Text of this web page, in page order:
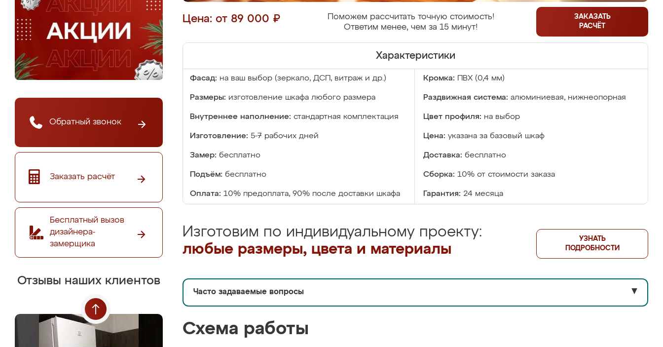
Обратный звонок
Заказать расчёт
Бесплатный вызов
дизайнера-
замерщика
Отзывы наших клиентов
Цена: от 89 000 ₽
Поможем рассчитать точную стоимость!
Ответим менее, чем за 15 минут!
ЗАКАЗАТЬ
РАСЧЁТ
Характеристики
Фасад: на ваш выбор (зеркало, ДСП, витраж и др.) Кромка: ПВХ (0,4 мм)
Размеры: изготовление шкафа любого размера Раздвижная система: алюминиевая, нижнеопорная
Внутреннее наполнение: стандартная комплектация Цвет профиля: на выбор
Изготовление: 5-7 рабочих дней Цена: указана за базовый шкаф
Замер: бесплатно Доставка: бесплатно
Подъём: бесплатно Сборка: 10% от стоимости заказа
Оплата: 10% предоплата, 90% после доставки шкафа Гарантия: 24 месяца
Изготовим по индивидуальному проекту:
любые размеры, цвета и материалы
УЗНАТЬ
ПОДРОБНОСТИ
Часто задаваемые вопросы ▼
Схема работы